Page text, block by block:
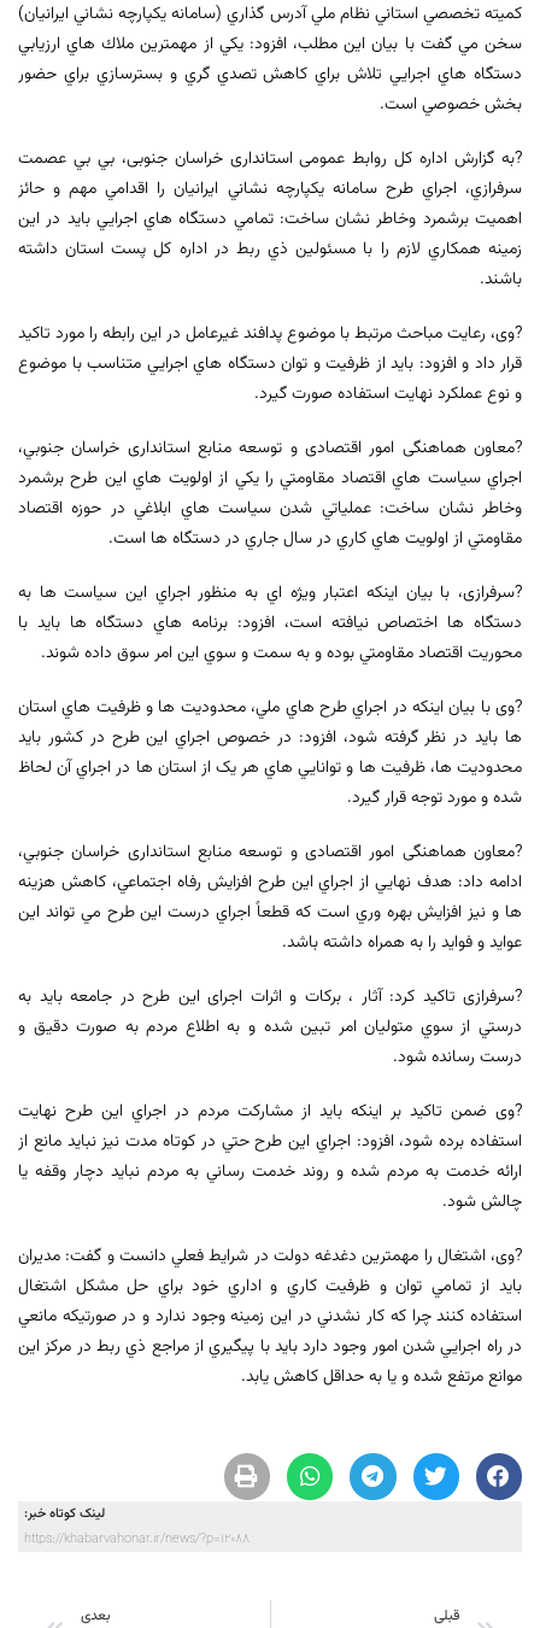
کميته تخصصي استاني نظام ملي آدرس گذاري (سامانه يکپارچه نشاني ايرانيان)
سخن مي گفت با بيان اين مطلب، افزود: يکي از مهمترين ملاك هاي ارزيابي
دستگاه هاي اجرايي تلاش براي كاهش تصدي گري و بسترسازي براي حضور
بخش خصوصي است.
?به گزارش اداره کل روابط عمومی استانداری خراسان جنوبی، بي بي عصمت
سرفرازي، اجراي طرح سامانه يکپارچه نشاني ايرانيان را اقدامي مهم و حائز
اهميت برشمرد وخاطر نشان ساخت: تمامي دستگاه هاي اجرايي بايد در اين
زمينه همکاري لازم را با مسئولين ذي ربط در اداره كل پست استان داشته
باشند.
?وی، رعایت مباحث مرتبط با موضوع پدافند غیرعامل در اين رابطه را مورد تاکيد
قرار داد و افزود: بايد از ظرفيت و توان دستگاه هاي اجرايي متناسب با موضوع
و نوع عملکرد نهايت استفاده صورت گيرد.
?معاون هماهنگی امور اقتصادی و توسعه منابع استانداری خراسان جنوبي،
اجراي سياست هاي اقتصاد مقاومتي را يکي از اولويت هاي اين طرح برشمرد
وخاطر نشان ساخت: عملياتي شدن سياست هاي ابلاغي در حوزه اقتصاد
مقاومتي از اولويت هاي کاري در سال جاري در دستگاه ها است.
?سرفرازی، با بیان اینکه اعتبار ويژه اي به منظور اجراي اين سياست ها به
دستگاه ها اختصاص نيافته است، افزود: برنامه هاي دستگاه ها بايد با
محوريت اقتصاد مقاومتي بوده و به سمت و سوي اين امر سوق داده شوند.
?وی با بیان اینکه در اجراي طرح هاي ملي، محدوديت ها و ظرفيت هاي استان
ها بايد در نظر گرفته شود، افزود: در خصوص اجراي اين طرح در کشور بايد
محدوديت ها، ظرفيت ها و توانايي هاي هر يک از استان ها در اجراي آن لحاظ
شده و مورد توجه قرار گيرد.
?معاون هماهنگی امور اقتصادی و توسعه منابع استانداری خراسان جنوبي،
ادامه داد: هدف نهايي از اجراي اين طرح افزايش رفاه اجتماعي، کاهش هزينه
ها و نيز افزايش بهره وري است که قطعاً اجراي درست اين طرح مي تواند اين
عوايد و فوايد را به همراه داشته باشد.
?سرفرازی تاکید کرد: آثار ، برکات و اثرات اجرای اين طرح در جامعه بايد به
درستي از سوي متوليان امر تبين شده و به اطلاع مردم به صورت دقيق و
درست رسانده شود.
?وی ضمن تاکید بر اینکه بايد از مشارکت مردم در اجراي اين طرح نهايت
استفاده برده شود، افزود: اجراي اين طرح حتي در كوتاه مدت نيز نبايد مانع از
ارائه خدمت به مردم شده و روند خدمت رساني به مردم نبايد دچار وقفه يا
چالش شود.
?وی، اشتغال را مهمترین دغدغه دولت در شرایط فعلي دانست و گفت: مديران
بايد از تمامي توان و ظرفيت کاري و اداري خود براي حل مشکل اشتغال
استفاده کنند چرا كه كار نشدني در اين زمينه وجود ندارد و در صورتيكه مانعي
در راه اجرايي شدن امور وجود دارد بايد با پيگيري از مراجع ذي ربط در مركز اين
موانع مرتفع شده و يا به حداقل كاهش يابد.
لینک کوتاه خبر:
https://khabarvahonar.ir/news/?p=12088
قبلی بعدی